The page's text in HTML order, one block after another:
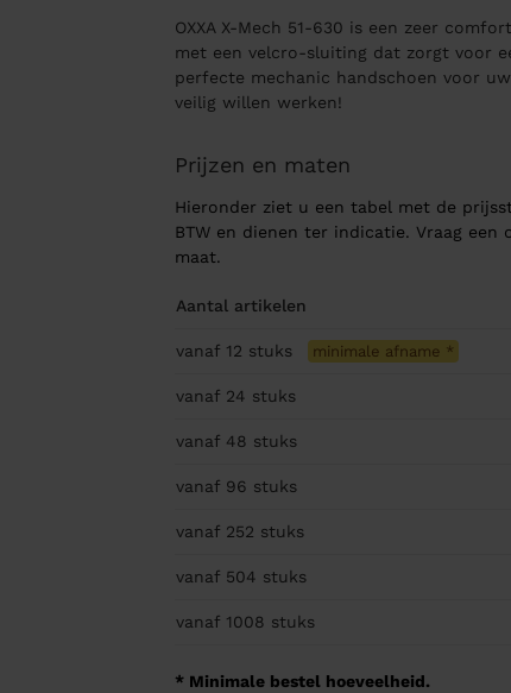
OXXA X-Mech 51-630 is een zeer
met een velcro-sluiting dat zorgt voor
perfecte mechanic handschoen voor
veilig willen werken!
Prijzen en maten
Hieronder ziet u een tabel met de
BTW en dienen ter indicatie. Vraag
maat.
Aantal artikelen
vanaf 12 stuks minimale afname *
vanaf 24 stuks
vanaf 48 stuks
vanaf 96 stuks
vanaf 252 stuks
vanaf 504 stuks
vanaf 1008 stuks
* Minimale bestel hoeveelheid.